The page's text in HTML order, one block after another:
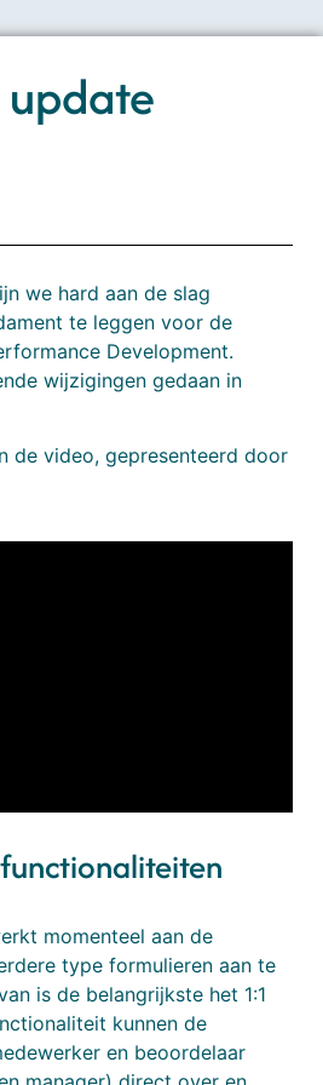
update
we hard aan de slag
te leggen voor de
Development.
wijzigingen gedaan in
de video, gepresenteerd door
momenteel aan de
type formulieren aan te
is de belangrijkste het 1:1
kunnen de
en beoordelaar